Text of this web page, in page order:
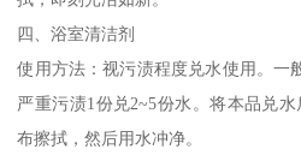
四、浴室清洁剂
使用方法：视污渍程度兑水使用。一
严重污渍1份兑2~5份水。将本品兑
布擦拭，然后用水冲净。